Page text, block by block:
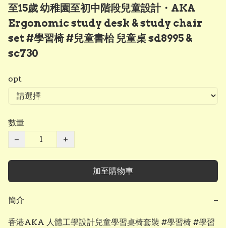
至15歲 幼稚園至初中階段兒童設計・AKA
Ergonomic study desk & study chair
set #學習椅 #兒童書枱 兒童桌 sd8995 &
sc730
opt
數量
−
+
加至購物車
簡介 −
香港AKA 人體工學設計兒童學習桌椅套裝 #學習椅 #學習